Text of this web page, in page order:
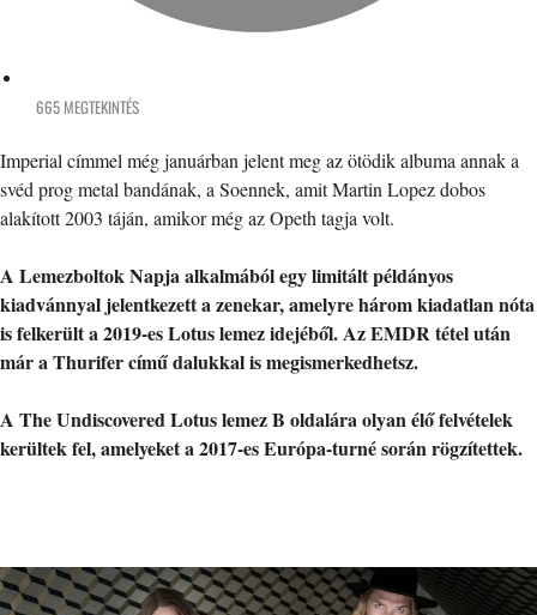
665 MEGTEKINTÉS
Imperial címmel még januárban jelent meg az ötödik albuma annak a
svéd prog metal bandának, a Soennek, amit Martin Lopez dobos
alakított 2003 táján, amikor még az Opeth tagja volt.
A Lemezboltok Napja alkalmából egy limitált példányos
kiadvánnyal jelentkezett a zenekar, amelyre három kiadatlan nóta
is felkerült a 2019-es Lotus lemez idejéből. Az EMDR tétel után
már a Thurifer című dalukkal is megismerkedhetsz.
A The Undiscovered Lotus lemez B oldalára olyan élő felvételek
kerültek fel, amelyeket a 2017-es Európa-turné során rögzítettek.